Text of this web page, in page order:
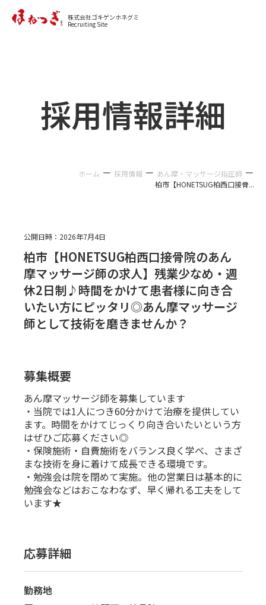
株式会社ゴキゲンホネグミ
Recruiting Site
採用情報詳細
ホーム － 採用情報 － あん摩・マッサージ指圧師 －
柏市【HONETSUG柏西口接骨...
公開日時： 2026年7月4日
柏市【HONETSUG柏西口接骨院のあん
摩マッサージ師の求人】残業少なめ・週
休2日制♪時間をかけて患者様に向き合
いたい方にピッタリ◎あん摩マッサージ
師として技術を磨きませんか？
募集概要
あん摩マッサージ師を募集しています
・当院では1人につき60分かけて治療を提供してい
ます。時間をかけてじっくり向き合いたいという方
はぜひご応募ください◎
・保険施術・自費施術をバランス良く学べ、さまざ
まな技術を身に着けて成長できる環境です。
・勉強会は院を閉めて実施。他の営業日は基本的に
勉強会などはおこなわなず、早く帰れる工夫をして
います★
応募詳細
勤務地